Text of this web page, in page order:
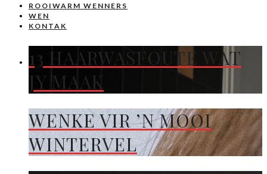
ROOIWARM WENNERS
WEN
KONTAK
13 HAARWASFOUTE WAT
JY MAAK
WENKE VIR ’N MOOI
WINTERVEL